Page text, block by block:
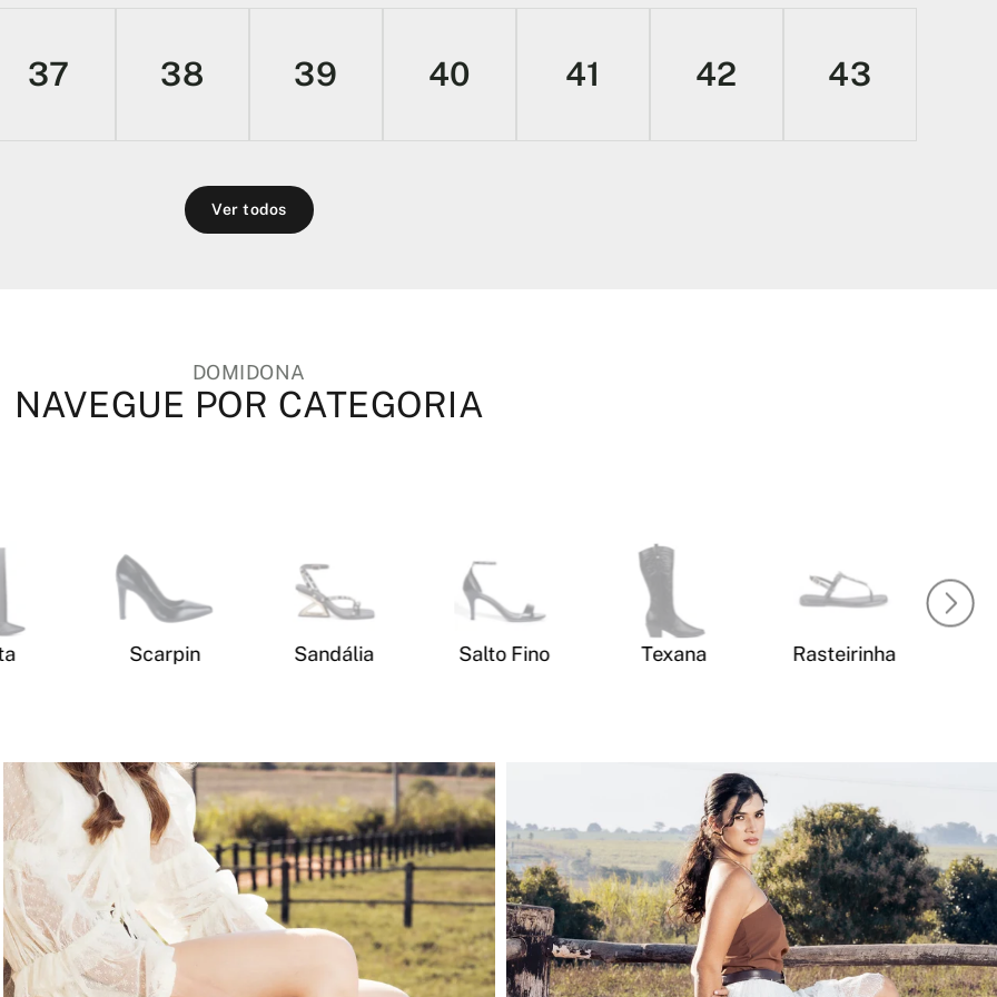
37 38 39 40 41 42 43
Ver todos
DOMIDONA
NAVEGUE POR CATEGORIA
Scarpin Sandália Salto Fino Texana Rasteirinha